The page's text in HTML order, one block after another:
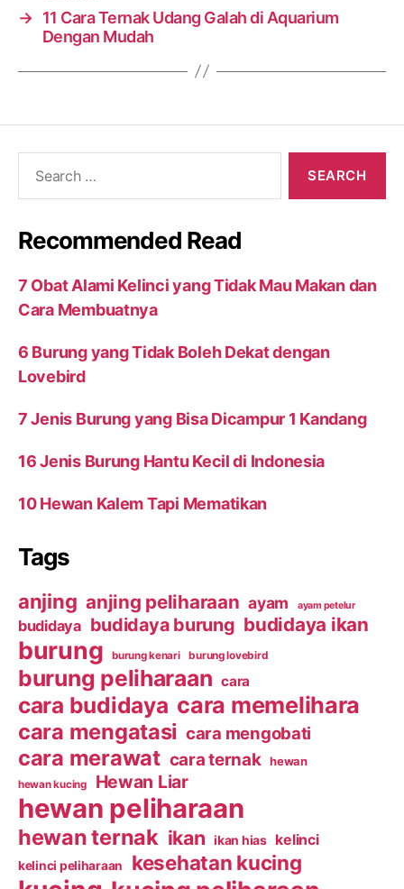
→ 11 Cara Ternak Udang Galah di Aquarium
Dengan Mudah
Recommended Read
7 Obat Alami Kelinci yang Tidak Mau Makan dan
Cara Membuatnya
6 Burung yang Tidak Boleh Dekat dengan
Lovebird
7 Jenis Burung yang Bisa Dicampur 1 Kandang
16 Jenis Burung Hantu Kecil di Indonesia
10 Hewan Kalem Tapi Mematikan
Tags
anjing anjing peliharaan ayam ayam petelur
budidaya budidaya burung budidaya ikan
burung burung kenari burung lovebird
burung peliharaan cara
cara budidaya cara memelihara
cara mengatasi cara mengobati
cara merawat cara ternak hewan
hewan kucing Hewan Liar
hewan peliharaan
hewan ternak ikan ikan hias kelinci
kelinci peliharaan kesehatan kucing